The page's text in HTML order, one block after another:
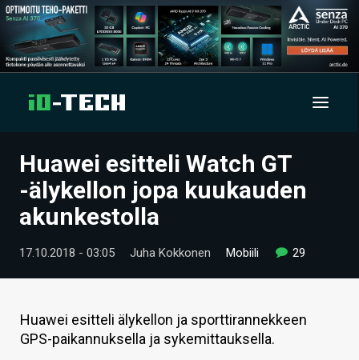
UUTISET
ARTIKKELIT
VIDEOT
TECHBBS
TIETOA
HINTA.FI
Huawei esitteli Watch GT
-älykellon jopa kuukauden
akunkestolla
17.10.2018 - 03:05 Juha Kokkonen Mobiili 29
Huawei esitteli älykellon ja sporttirannekkeen
GPS-paikannuksella ja sykemittauksella.